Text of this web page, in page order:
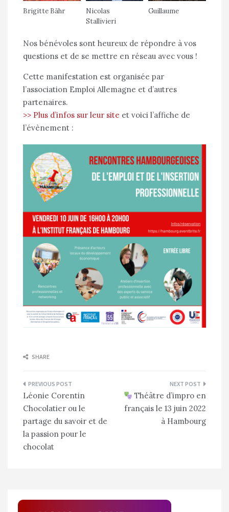
Brigitte Bähr
Nicolas
Stallivieri
Guillaume
Nos bénévoles sont heureux de répondre à vos
questions et de se mettre en réseau avec vous !
Cette manifestation est organisée par
l’association Emploi Allemagne et d’autres
partenaires.
>> Plus d’infos sur leur site et voici l’affiche de
l’évènement :
SHARE
Navigation
de
l’article
Léonie Corentin
Chocolatier ou le
partage du savoir et de
la passion pour le
chocolat
Théâtre d’impro en
français le 13 juin 2022
à Hambourg